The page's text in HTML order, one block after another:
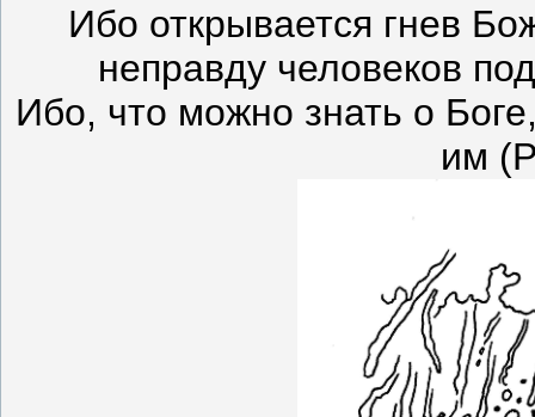
Ибо открывается гнев
неправду человеков
Ибо, что можно знать о
им